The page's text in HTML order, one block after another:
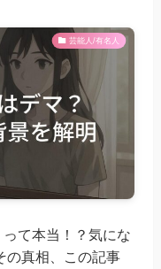
芸能人/有名人
て本当！？気にな
の真相、この記事